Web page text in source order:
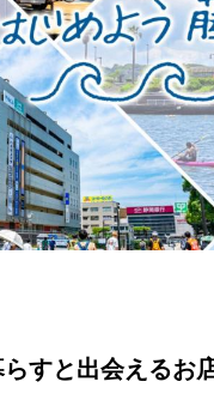
すと出会えるお